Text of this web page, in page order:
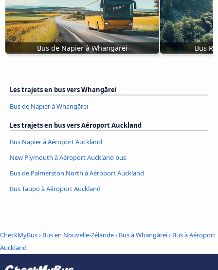
Bus de Napier à Whangārei Bus
Les trajets en bus vers Whangārei
Bus de Napier à Whangārei
Les trajets en bus vers Aéroport Auckland
Bus Napier à Aéroport Auckland
New Plymouth à Aéroport Auckland bus
Bus de Palmerston North à Aéroport Auckland
Bus Taupō à Aéroport Auckland
CheckMyBus› Bus en Nouvelle-Zélande› Bus à Whangārei› Bus à Aéroport
Auckland